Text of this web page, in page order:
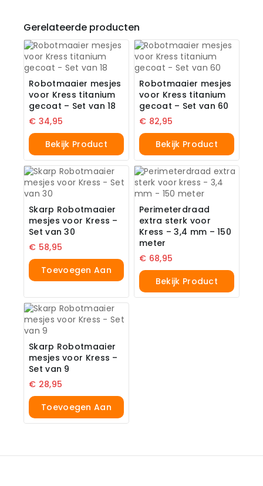
Gerelateerde producten
Robotmaaier mesjes
voor Kress titanium
gecoat – Set van 18
€ 34,95
Bekijk Product
Robotmaaier mesjes
voor Kress titanium
gecoat – Set van 60
€ 82,95
Bekijk Product
Skarp Robotmaaier
mesjes voor Kress –
Set van 30
€ 58,95
Toevoegen Aan
Perimeterdraad
extra sterk voor
Kress – 3,4 mm – 150
meter
€ 68,95
Bekijk Product
Skarp Robotmaaier
mesjes voor Kress –
Set van 9
€ 28,95
Toevoegen Aan
Winkelwagen